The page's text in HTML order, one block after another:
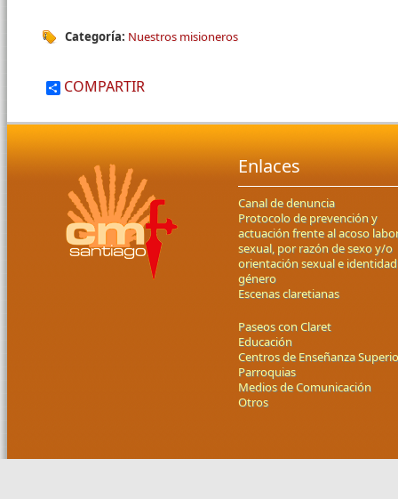
Categoría: Nuestros misioneros
COMPARTIR
Enlaces
Canal de denuncia
Protocolo de prevención y
actuación frente al acoso
sexual, por razón de sexo y/o
orientación sexual e
género
Escenas claretianas
Paseos con Claret
Educación
Centros de Enseñanza
Parroquias
Medios de Comunicación
Otros